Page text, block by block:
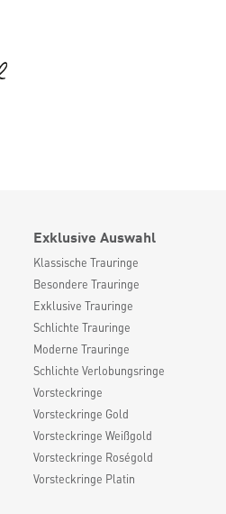
Exklusive Auswahl
Klassische Trauringe
Besondere Trauringe
Exklusive Trauringe
Schlichte Trauringe
Moderne Trauringe
Schlichte Verlobungsringe
Vorsteckringe
Vorsteckringe Gold
Vorsteckringe Weißgold
Vorsteckringe Roségold
Vorsteckringe Platin